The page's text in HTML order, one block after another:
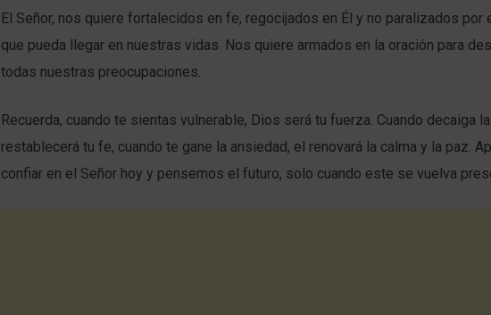
El Señor, nos quiere fortalecidos en fe, regocijados en Él y no paralizados por
que pueda llegar en nuestras vidas. Nos quiere armados en la oración para
todas nuestras preocupaciones.
Recuerda, cuando te sientas vulnerable, Dios será tu fuerza. Cuando decaiga
restablecerá tu fe, cuando te gane la ansiedad, el renovará la calma y la paz.
confiar en el Señor hoy y pensemos el futuro, solo cuando este se vuelva